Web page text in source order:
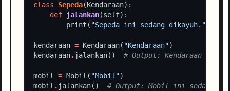
class Sepeda
def jalankan
        print(
"Sepeda ini sedang dikayuh."
kendaraan = Kendaraan( "Kendaraan"
kendaraan. jalankan() # Output: Kendaraan ini
mobil = Mobil( "Mobil"
mobil . jalankan() # Output: Mobil ini sedang